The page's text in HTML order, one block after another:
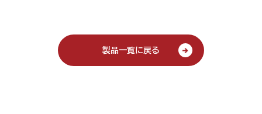
製品一覧に戻る